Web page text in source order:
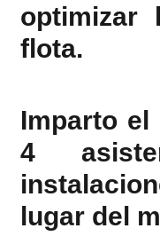
optimizar
flota.
Imparto
4
lugar del